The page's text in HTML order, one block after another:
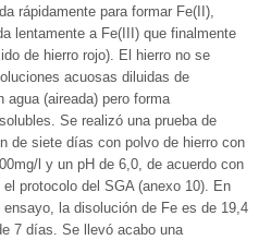
rápidamente para formar Fe(II),
lentamente a Fe(III) que finalmente
de hierro rojo). El hierro no se
acuosas diluidas de
(aireada) pero forma
Se realizó una prueba de
de siete días con polvo de hierro con
l y un pH de 6,0, de acuerdo con
protocolo del SGA (anexo 10). En
la disolución de Fe es de 19,4
7 días. Se llevó acabo una